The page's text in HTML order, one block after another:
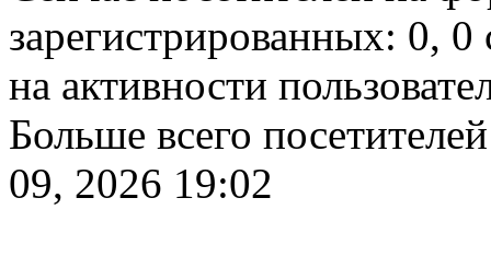
зарегистрированных: 0,
на активности
Больше всего
09, 2026 19:02